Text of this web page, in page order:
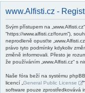
www.Alfisti.cz -
Svým přístupem na „www.Alfisti.cz“
“https://www.alfisti.cz/forum”),
neprodleně opusťte
právo tyto podmínky kdykoliv
změně informovali. Přesto je
že používáním „www.Alfisti.cz“ s
Naše fóra beží na systému
licencí „ General Public License
software pouze zprostředkovává